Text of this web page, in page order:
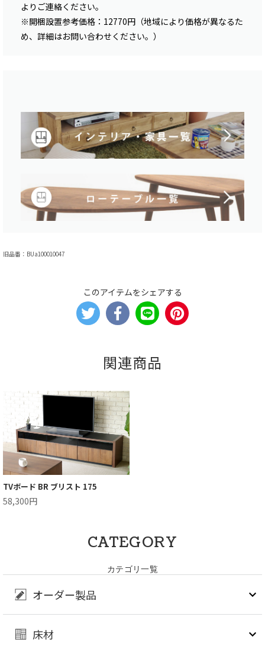
よりご連絡ください。
※開梱設置参考価格：12770円（地域により価格が異なるた
め、詳細はお問い合わせください。）
旧品番：BUa100010047
このアイテムをシェアする
関連商品
TVボード BR ブリスト 175
58,300円
CATEGORY
カテゴリ一覧
オーダー製品
床材